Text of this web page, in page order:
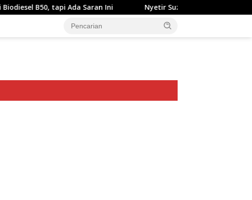
tapi Ada Saran Ini Nyetir Suzuki XL7 Facelift Kini Lebih Damai